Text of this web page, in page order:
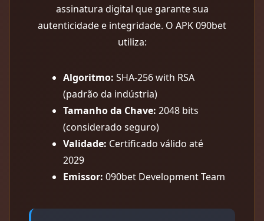
assinatura digital que garante sua
autenticidade e integridade. O APK 090bet
utiliza:
Algoritmo: SHA-256 with RSA
(padrão da indústria)
Tamanho da Chave: 2048 bits
(considerado seguro)
Validade: Certificado válido até
2029
Emissor: 090bet Development Team